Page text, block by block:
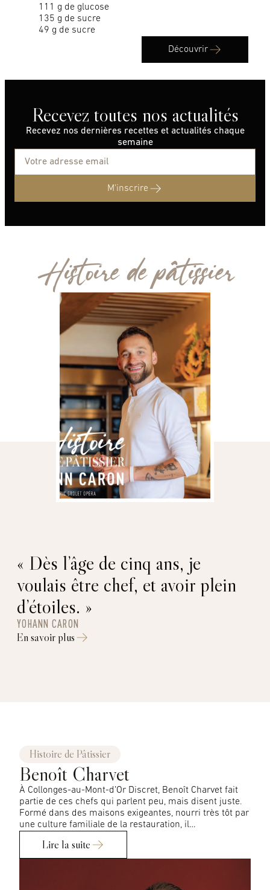
111 g de glucose
135 g de sucre
49 g de sucre
Découvrir
Recevez toutes nos actualités
Recevez nos dernières recettes et actualités chaque
semaine
M'inscrire
Histoire de pâtissier
« Dès l’âge de cinq ans, je
voulais être chef, et avoir plein
d’étoiles. »
YOHANN CARON
En savoir plus
Histoire de Pâtissier
Benoît Charvet
À Collonges-au-Mont-d’Or Discret, Benoît Charvet fait
partie de ces chefs qui parlent peu, mais disent juste.
Formé dans des maisons exigeantes, nourri très tôt par
une culture familiale de la restauration, il…
Lire la suite